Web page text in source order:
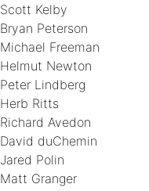
Scott Kelby
Bryan Peterson
Michael Freeman
Helmut Newton
Peter Lindberg
Herb Ritts
Richard Avedon
David duChemin
Jared Polin
Matt Granger